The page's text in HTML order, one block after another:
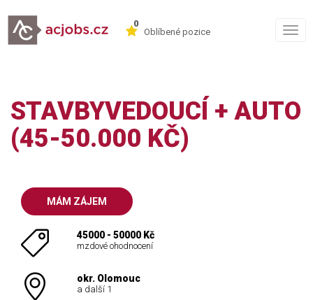
0
Oblíbené pozice
STAVBYVEDOUCÍ + AUTO
(45-50.000 KČ)
MÁM ZÁJEM
45000 - 50000 Kč
mzdové ohodnocení
okr. Olomouc
a další 1